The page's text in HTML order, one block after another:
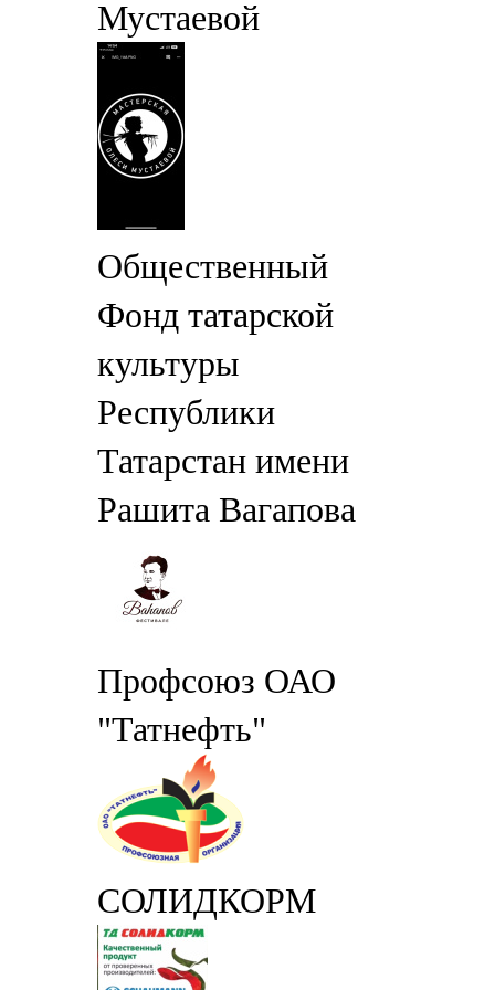
Мустаевой
Общественный
Фонд татарской
культуры
Республики
Татарстан имени
Рашита Вагапова
Профсоюз ОАО
"Татнефть"
СОЛИДКОРМ